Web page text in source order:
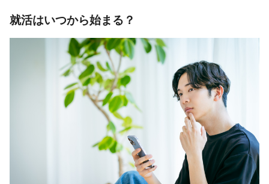
就活はいつから始まる？